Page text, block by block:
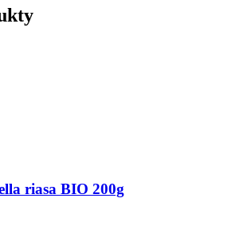
riasa BIO 200g